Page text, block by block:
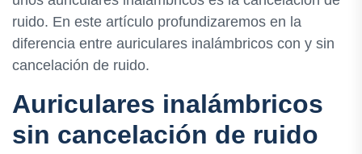
ruido. En este artículo profundizaremos en la
diferencia entre auriculares inalámbricos con y sin
cancelación de ruido.
Auriculares inalámbricos
sin cancelación de ruido